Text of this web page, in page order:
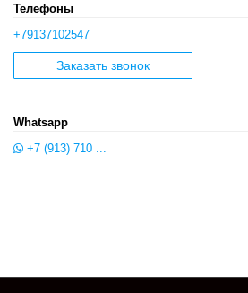
Телефоны
+79137102547
Заказать звонок
Whatsapp
+7 (913) 710 ...